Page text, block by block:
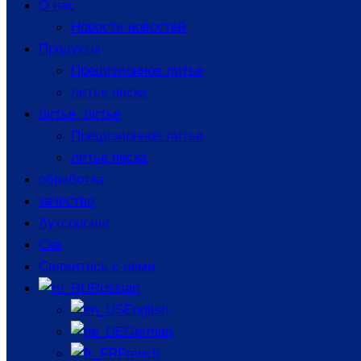
О нас
Новости новостей
Продукты
Прецизионное литье
литье песка
литье, литье
Прецизионное литье
литье песка
обработка
качество
Аутсорсинг
Ска
Свяжитесь с нами
Russian
English
German
French
выходное обслуживание